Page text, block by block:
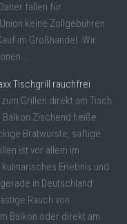
fallen für
keine Zollgebühren
im Großhandel. Wir
...
Tischgrill rauchfrei
Grillen direkt am Tisch
Balkon Zischend heiße
Bratwürste, saftige
ist vor allem im
Erlebnis und
in Deutschland
Rauch von
Balkon oder direkt am